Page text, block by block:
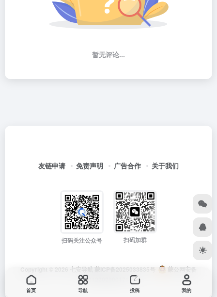
暂无评论...
友链申请 免责声明 广告合作 关于我们
扫码关注公众号 扫码加群
Copyright © 2026 七安导航 蒙ICP备2025033835号
蒙公网安备
15012202000171号
首页 导航 投稿 我的